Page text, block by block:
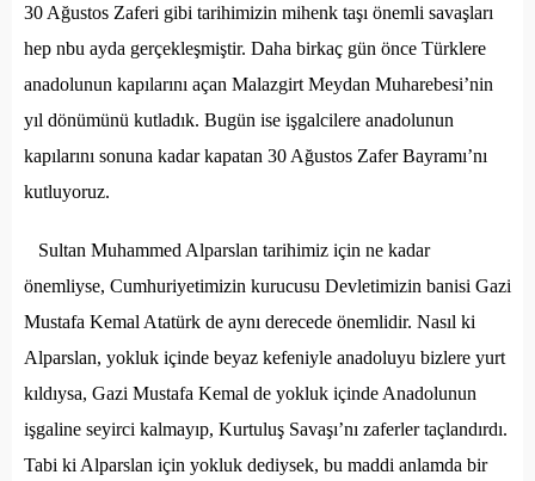
30 Ağustos Zaferi gibi tarihimizin mihenk taşı önemli savaşları
hep nbu ayda gerçekleşmiştir. Daha birkaç gün önce Türklere
anadolunun kapılarını açan Malazgirt Meydan Muharebesi’nin
yıl dönümünü kutladık. Bugün ise işgalcilere anadolunun
kapılarını sonuna kadar kapatan 30 Ağustos Zafer Bayramı’nı
kutluyoruz.
Sultan Muhammed Alparslan tarihimiz için ne kadar
önemliyse, Cumhuriyetimizin kurucusu Devletimizin banisi Gazi
Mustafa Kemal Atatürk de aynı derecede önemlidir. Nasıl ki
Alparslan, yokluk içinde beyaz kefeniyle anadoluyu bizlere yurt
kıldıysa, Gazi Mustafa Kemal de yokluk içinde Anadolunun
işgaline seyirci kalmayıp, Kurtuluş Savaşı’nı zaferler taçlandırdı.
Tabi ki Alparslan için yokluk dediysek, bu maddi anlamda bir